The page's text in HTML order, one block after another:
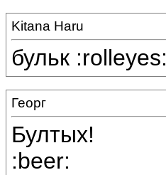
Kitana Haru
бульк :rolleyes:
Георг
Бултых!
:beer: